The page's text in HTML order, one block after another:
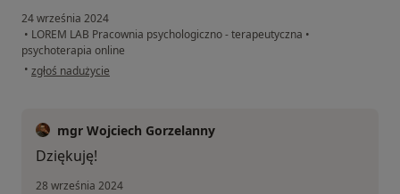
24 września 2024
• LOREM LAB Pracownia psychologiczno - terapeutyczna •
psychoterapia online
• w opinii użytkownika Kuba
zgłoś nadużycie
mgr Wojciech Gorzelanny
Dziękuję!
28 września 2024